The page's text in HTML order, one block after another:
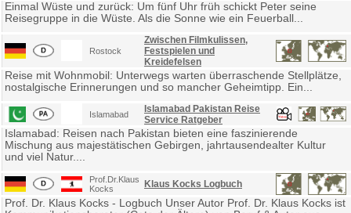
Einmal Wüste und zurück: Um fünf Uhr früh schickt Peter seine
Reisegruppe in die Wüste. Als die Sonne wie ein Feuerball...
Rostock
Zwischen Filmkulissen,
Festspielen und
Kreidefelsen
Reise mit Wohnmobil: Unterwegs warten überraschende Stellplätze,
nostalgische Erinnerungen und so mancher Geheimtipp. Ein...
Islamabad
Islamabad Pakistan Reise
Service Ratgeber
Islamabad: Reisen nach Pakistan bieten eine faszinierende
Mischung aus majestätischen Gebirgen, jahrtausendealter Kultur
und viel Natur....
Prof.Dr.Klaus
Kocks
Klaus Kocks Logbuch
Prof. Dr. Klaus Kocks - Logbuch Unser Autor Prof. Dr. Klaus Kocks ist